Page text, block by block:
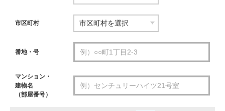
市区町村
番地・号
マンション・
建物名
（部屋番号）